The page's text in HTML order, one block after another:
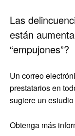
Las
están
“empujones”?
Un correo
prestatarios en
sugiere un
Obtenga más